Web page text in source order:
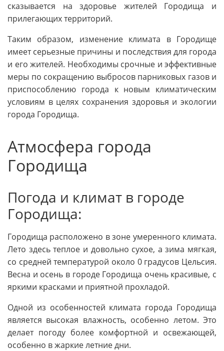
сказывается на здоровье жителей Городища и
прилегающих территорий.
Таким образом, изменение климата в Городище
имеет серьезные причины и последствия для города
и его жителей. Необходимы срочные и эффективные
меры по сокращению выбросов парниковых газов и
приспособлению города к новым климатическим
условиям в целях сохранения здоровья и экологии
города Городища.
Атмосфера города
Городища
Погода и климат в городе
Городища:
Городища расположено в зоне умеренного климата.
Лето здесь теплое и довольно сухое, а зима мягкая,
со средней температурой около 0 градусов Цельсия.
Весна и осень в городе Городища очень красивые, с
яркими красками и приятной прохладой.
Одной из особенностей климата города Городища
является высокая влажность, особенно летом. Это
делает погоду более комфортной и освежающей,
особенно в жаркие летние дни.